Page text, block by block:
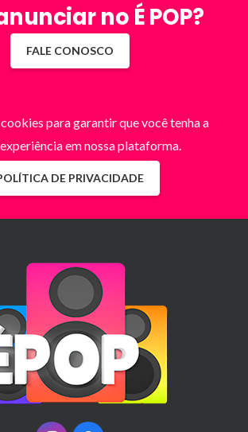
no É POP?
FALE CONOSCO
para garantir que você tenha a
em nossa plataforma.
DE PRIVACIDADE